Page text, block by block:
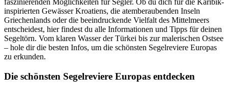
faszinierenden Möglichkeiten für Segler. Ob du dich für die Karibik-
inspirierten Gewässer Kroatiens, die atemberaubenden Inseln
Griechenlands oder die beeindruckende Vielfalt des Mittelmeers
entscheidest, hier findest du alle Informationen und Tipps für deinen
Segeltörn. Vom klaren Wasser der Türkei bis zur malerischen Ostsee
– hole dir die besten Infos, um die schönsten Segelreviere Europas
zu erkunden.
Die schönsten Segelreviere Europas entdecken